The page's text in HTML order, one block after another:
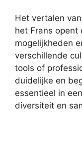
Het vertalen
het Frans opent
mogelijkheden
verschillende
tools of
duidelijke en
essentieel in
diversiteit en